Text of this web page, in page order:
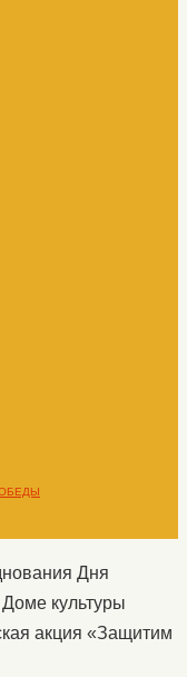
Дня
Доме культуры
акция «Защитим